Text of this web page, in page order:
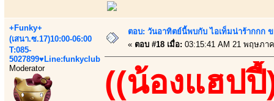
+Funky+
(เสนา.ซ.17)10:00-06:00
T:085-
5027899♥Line:funkyclub
Moderator
ตอบ: วันอาทิตย์นี้พบกับ ไอเท็มน่าร้ากกก
« ตอบ #18 เมื่อ: 03:15:41 AM 21 พฤษภา
((น้องแฮปปี้